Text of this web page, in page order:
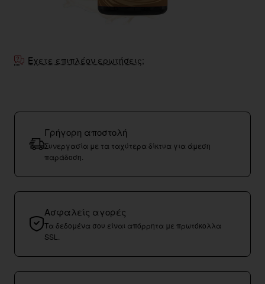
Έχετε επιπλέον ερωτήσεις;
Γρήγορη αποστολή
Συνεργασία με τα ταχύτερα δίκτυα για άμεση
παράδοση.
Ασφαλείς αγορές
Τα δεδομένα σου είναι απόρρητα με πρωτόκολλα
SSL.